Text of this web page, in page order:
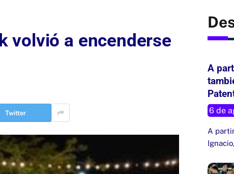
volvió a encenderse
Twitter
A
6 de
A